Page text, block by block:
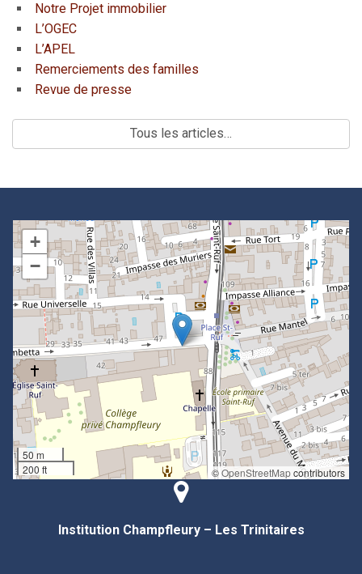
Notre Projet immobilier
L’OGEC
L’APEL
Remerciements des familles
Revue de presse
Tous les articles…
+
−
50 m
200 ft
©OpenStreetMapcontributors
Institution Champfleury – Les Trinitaires